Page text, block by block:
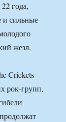
года,
и сильные
жезл.
Crickets
рок-групп,